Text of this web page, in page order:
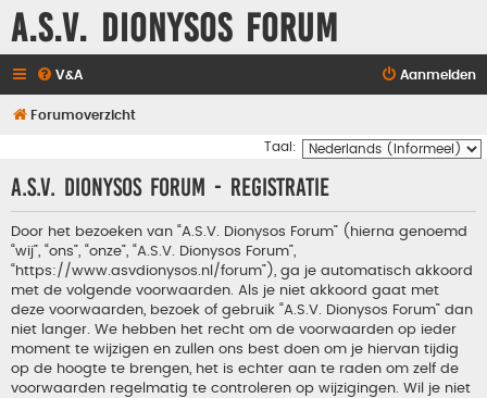
A.S.V. Dionysos Forum
V&A Aanmelden
Forumoverzicht
Taal:
A.S.V. Dionysos Forum - Registratie
Door het bezoeken van “A.S.V. Dionysos Forum” (hierna genoemd
“wij”, “ons”, “onze”, “A.S.V. Dionysos Forum”,
“https://www.asvdionysos.nl/forum”), ga je automatisch akkoord
met de volgende voorwaarden. Als je niet akkoord gaat met
deze voorwaarden, bezoek of gebruik “A.S.V. Dionysos Forum” dan
niet langer. We hebben het recht om de voorwaarden op ieder
moment te wijzigen en zullen ons best doen om je hiervan tijdig
op de hoogte te brengen, het is echter aan te raden om zelf de
voorwaarden regelmatig te controleren op wijzigingen. Wil je niet